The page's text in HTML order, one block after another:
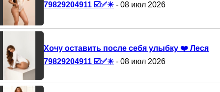
79829204911 ☑️✅✴️ - 08 июл 2026
Хочу оставить после себя улыбку ❤️ Леся
79829204911 ☑️✅✴️ - 08 июл 2026